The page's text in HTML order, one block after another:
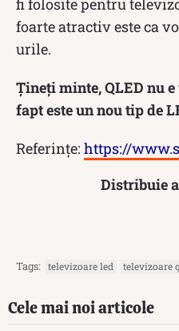
foarte atractiv este ca
urile.
Țineți minte, QLED nu
fapt este un nou tip de
Referințe: https://
Distribuie
Tags: televizoare led televizoare
Cele mai noi articole